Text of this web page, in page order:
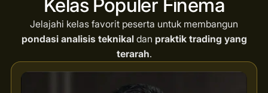
Kelas Populer Finema
Jelajahi kelas favorit peserta untuk membangun
pondasi analisis teknikaldan praktik trading yang
terarah.